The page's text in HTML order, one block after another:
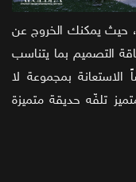
حيث يمكنك الخروج عن
التصميم بما يتناسب
بمجموعة لا
تلفّه حديقة متميزة